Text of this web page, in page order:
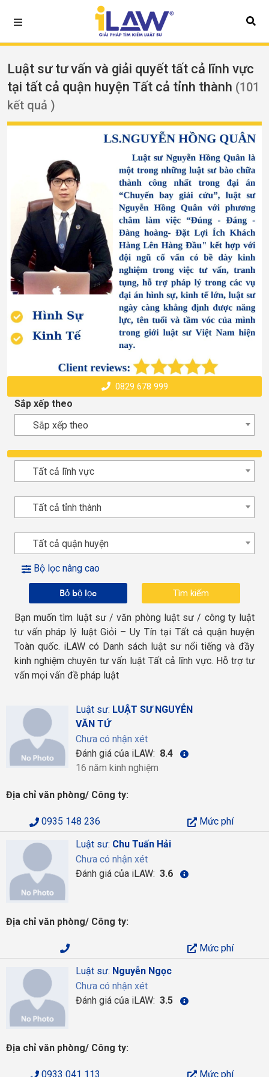
Luật sư tư vấn và giải quyết tất cả lĩnh vực
tại tất cả quận huyện Tất cả tỉnh thành (101
kết quả )
0829 678 999
Sắp xếp theo
Sắp xếp theo
Tất cả lĩnh vực
Tất cả tỉnh thành
Tất cả quận huyện
Bộ lọc nâng cao
Bỏ bộ lọc
Bạn muốn tìm luật sư / văn phòng luật sư / công ty luật
tư vấn pháp lý luật Giỏi – Uy Tín tại Tất cả quận huyện
Toàn quốc. iLAW có Danh sách luật sư nổi tiếng và đầy
kinh nghiệm chuyên tư vấn luật Tất cả lĩnh vực. Hỗ trợ tư
vấn mọi vấn đề pháp luật
Luật sư: LUẬT SƯ NGUYỄN
VĂN TỨ
Chưa có nhận xét
Đánh giá của iLAW: 8.4
16 năm kinh nghiệm
Địa chỉ văn phòng/ Công ty:
0935 148 236
Mức phí
Luật sư: Chu Tuấn Hải
Chưa có nhận xét
Đánh giá của iLAW: 3.6
Địa chỉ văn phòng/ Công ty:
Mức phí
Luật sư: Nguyễn Ngọc
Chưa có nhận xét
Đánh giá của iLAW: 3.5
Địa chỉ văn phòng/ Công ty:
0933 041 113 Mức phí